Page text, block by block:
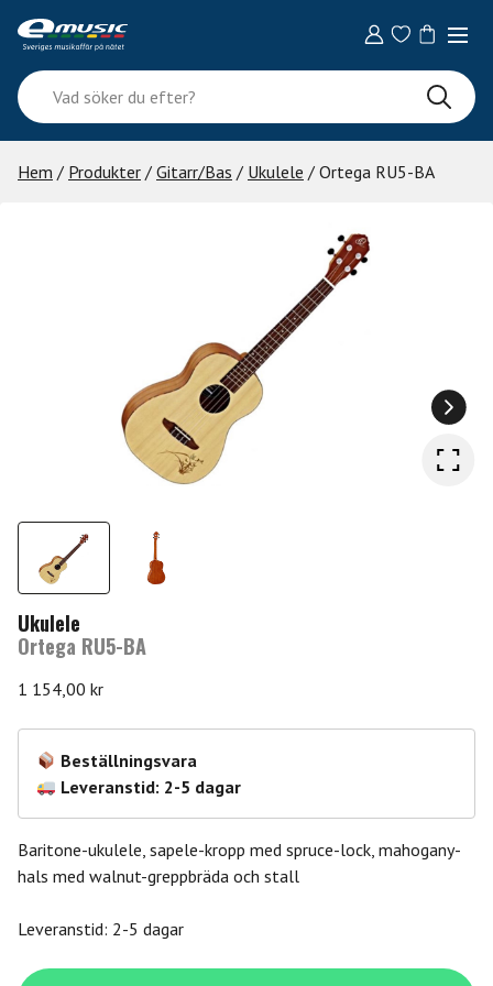
content
Vad
söker
du
efter?
Hem / Produkter / Gitarr/Bas / Ukulele / Ortega RU5-BA
Ukulele
Ortega RU5-BA
1 154,00 kr
Beställningsvara
Leveranstid: 2-5 dagar
Baritone-ukulele, sapele-kropp med spruce-lock, mahogany-
hals med walnut-greppbräda och stall
Leveranstid: 2-5 dagar
Ortega